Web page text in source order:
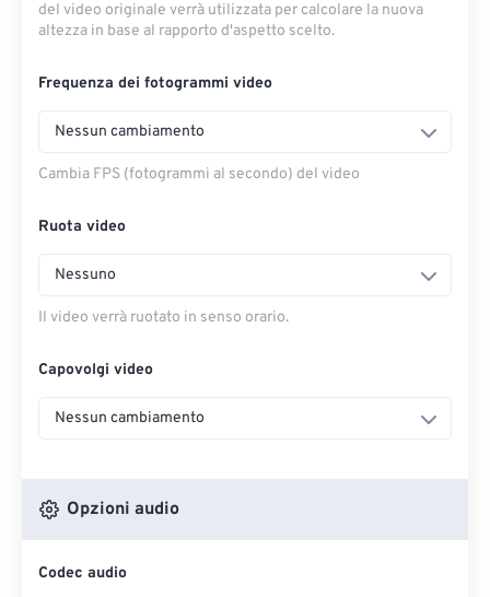
del video originale verrà utilizzata per calcolare la nuova
altezza in base al rapporto d'aspetto scelto.
Frequenza dei fotogrammi video
Nessun cambiamento
Cambia FPS (fotogrammi al secondo) del video
Ruota video
Nessuno
Il video verrà ruotato in senso orario.
Capovolgi video
Nessun cambiamento
Opzioni audio
Codec audio